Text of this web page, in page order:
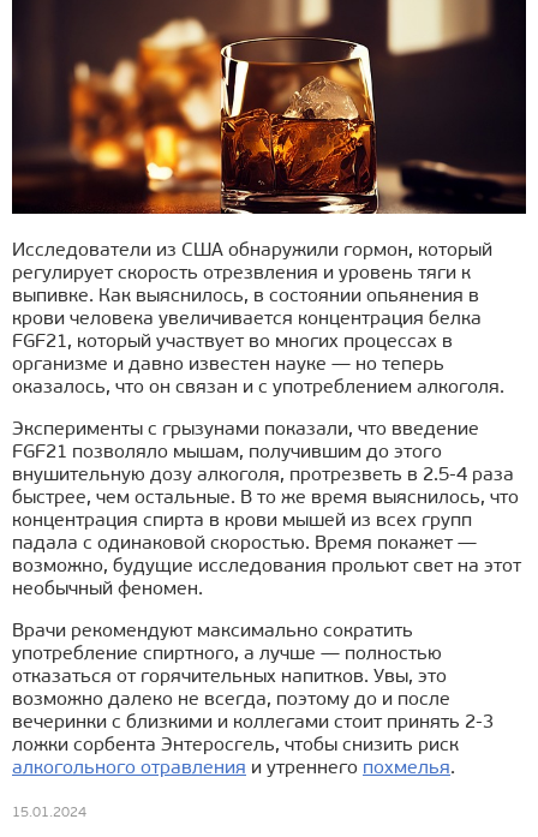
Исследователи из США обнаружили гормон, который
регулирует скорость отрезвления и уровень тяги к
выпивке. Как выяснилось, в состоянии опьянения в
крови человека увеличивается концентрация белка
FGF21, который участвует во многих процессах в
организме и давно известен науке — но теперь
оказалось, что он связан и с употреблением алкоголя.
Эксперименты с грызунами показали, что введение
FGF21 позволяло мышам, получившим до этого
внушительную дозу алкоголя, протрезветь в 2.5-4 раза
быстрее, чем остальные. В то же время выяснилось, что
концентрация спирта в крови мышей из всех групп
падала с одинаковой скоростью. Время покажет —
возможно, будущие исследования прольют свет на этот
необычный феномен.
Врачи рекомендуют максимально сократить
употребление спиртного, а лучше — полностью
отказаться от горячительных напитков. Увы, это
возможно далеко не всегда, поэтому до и после
вечеринки с близкими и коллегами стоит принять 2-3
ложки сорбента Энтеросгель, чтобы снизить риск
алкогольного отравления и утреннего похмелья.
15.01.2024